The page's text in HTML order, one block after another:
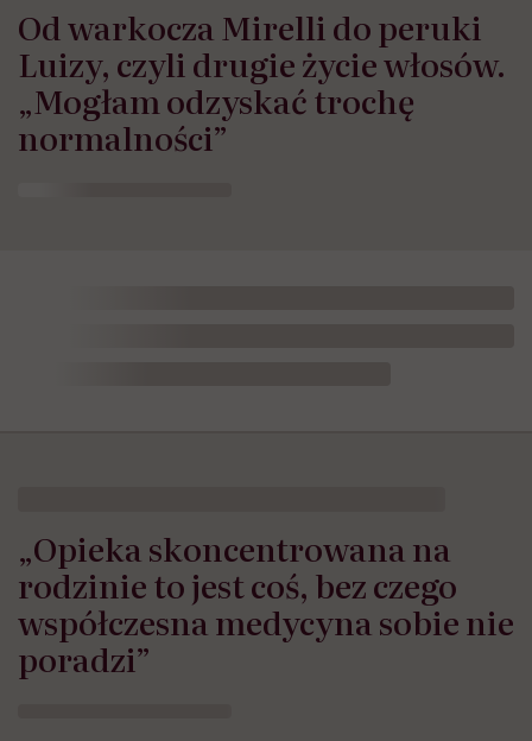
Od warkocza Mirelli do peruki
Luizy, czyli drugie życie włosów.
„Mogłam odzyskać trochę
normalności”
„Opieka skoncentrowana na
rodzinie to jest coś, bez czego
współczesna medycyna sobie nie
poradzi”